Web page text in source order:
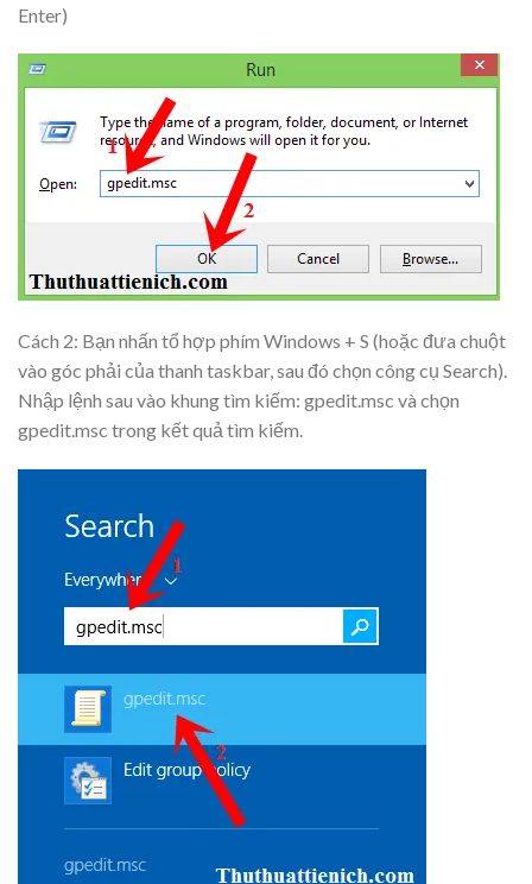
Enter)
Cách 2: Bạn nhấn tổ hợp phím Windows + S (hoặc đưa chuột
vào góc phải của thanh taskbar, sau đó chọn công cụ Search).
Nhập lệnh sau vào khung tìm kiếm: gpedit.msc và chọn
gpedit.msc trong kết quả tìm kiếm.